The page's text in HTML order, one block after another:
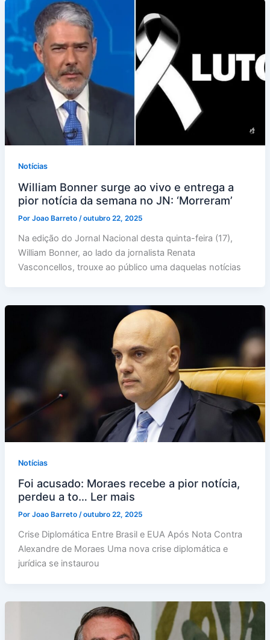
Notícias
William Bonner surge ao vivo e entrega a
pior notícia da semana no JN: ‘Morreram’
Por Joao Barreto /outubro 22, 2025
Na edição do Jornal Nacional desta quinta-feira (17),
William Bonner, ao lado da jornalista Renata
Vasconcellos, trouxe ao público uma daquelas notícias
Notícias
Foi acusado: Moraes recebe a pior notícia,
perdeu a to… Ler mais
Por Joao Barreto /outubro 22, 2025
Crise Diplomática Entre Brasil e EUA Após Nota Contra
Alexandre de Moraes Uma nova crise diplomática e
jurídica se instaurou